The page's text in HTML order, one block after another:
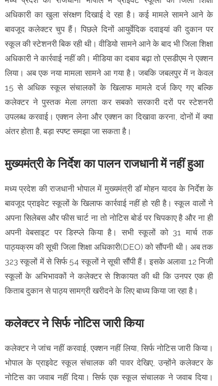
अधिकारी का खुला संरक्षण दिखाई दे रहा है। कई मामले सामने आने के
बावजूद कलेक्टर चुप हैं। पिछले दिनों आयुर्वेदिक दवाइयां की दुकान पर
स्कूल की स्टेशनरी बिक रही थी। वीडियो सामने आने के बाद भी जिला शिक्षा
अधिकारी ने कार्रवाई नहीं की। मीडिया का दबाव बढ़ा तो एसडीएम ने एक्शन
लिया। अब एक नया मामला सामने आ गया है। जबकि जबलपुर में न केवल
15 से अधिक स्कूल संचालकों के खिलाफ मामले दर्ज किए गए बल्कि
कलेक्टर ने पुस्तक मेला लगता कर सबको सरकारी दरों पर स्टेशनरी
उपलब्ध करवाई। एक्शन लेना और एक्शन का दिखावा करना, दोनों में क्या
अंतर होता है, बड़ा स्पष्ट समझा जा सकता है।
मुख्यमंत्री के निर्देश का पालन राजधानी में नहीं हुआ
मध्य प्रदेश की राजधानी भोपाल में मुख्यमंत्री डॉ मोहन यादव के निर्देश के
बावजूद प्राइवेट स्कूलों के खिलाफ कार्रवाई नहीं हो रही है। स्कूल वालों ने
अपना सिलेबस और फीस चार्ट ना तो नोटिस बोर्ड पर चिपकाए है और ना ही
अपनी वेबसाइट पर डिस्प्ले किया है। सभी स्कूलों को 31 मार्च तक
पाठ्यक्रम की सूची जिला शिक्षा अधिकारी(DEO) को सौंपनी थी। अब तक
323 स्कूलों में से सिर्फ 54 स्कूलों ने सूची सौंपी हैं। इसके अलावा 12 निजी
स्कूलों के अभिभावकों ने कलेक्टर से शिकायत की थी कि उनपर एक ही
किताब दुकान से पाठ्य सामग्री खरीदने के लिए बाध्य किया जा रहा है।
कलेक्टर ने सिर्फ नोटिस जारी किया
कलेक्टर ने जांच नहीं करवाई, एक्शन नहीं लिया, सिर्फ नोटिस जारी किया।
भोपाल के प्राइवेट स्कूल संचालक की पावर देखिए, उन्होंने कलेक्टर के
नोटिस का जवाब नहीं दिया। सिर्फ एक स्कूल संचालक ने जवाब दिया।